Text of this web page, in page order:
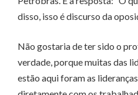
disso, isso é discurso da
Não gostaria de ter sido o
verdade, porque muitas das
estão aqui foram as